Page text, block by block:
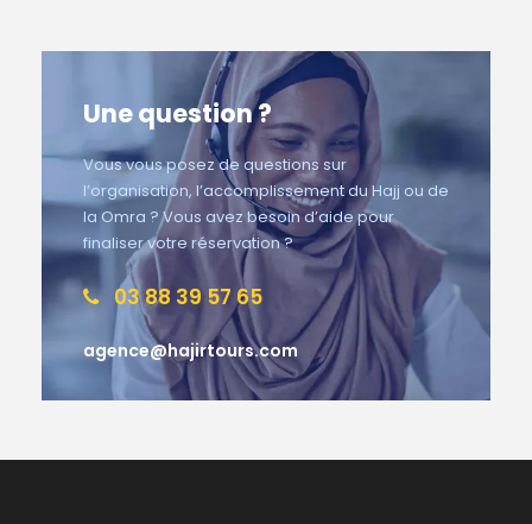
Une question ?
Vous vous posez de questions sur
l’organisation, l’accomplissement du Hajj ou de
la Omra ? Vous avez besoin d’aide pour
finaliser votre réservation ?
03 88 39 57 65
agence@hajirtours.com